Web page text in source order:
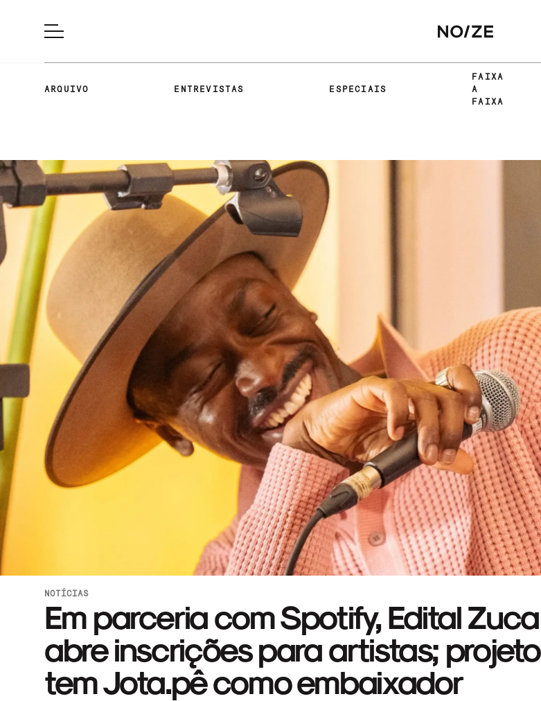
ARQUIVO ENTREVISTAS ESPECIAIS
FAIXA
A
FAIXA
NOTÍCIAS
Em parceria com Spotify, Edital Zuca
abre inscrições para artistas; projeto
tem Jota.pê como embaixador